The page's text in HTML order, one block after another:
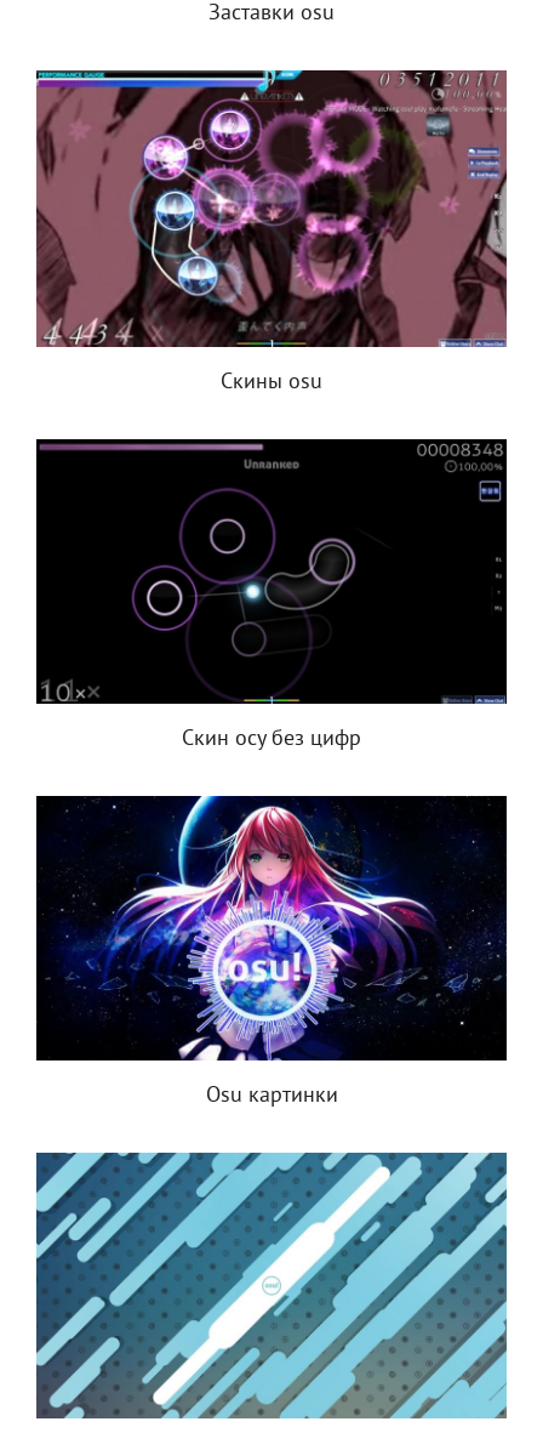
Заставки osu
Скины osu
Скин осу без цифр
Osu картинки